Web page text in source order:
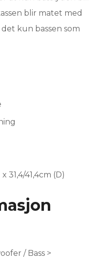
blir matet med
kun bassen som
31,4/41,4cm (D)
/ Bass >